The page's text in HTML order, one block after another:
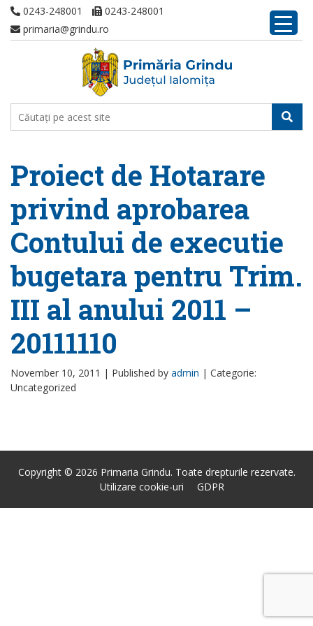
0243-248001
0243-248001
primaria@grindu.ro
Proiect de Hotarare
privind aprobarea
Contului de executie
bugetara pentru Trim.
III al anului 2011 –
20111110
November 10, 2011 | Published by admin | Categorie:
Uncategorized
Copyright © 2026 Primaria Grindu. Toate drepturile rezervate.
Utilizare cookie-uri
GDPR